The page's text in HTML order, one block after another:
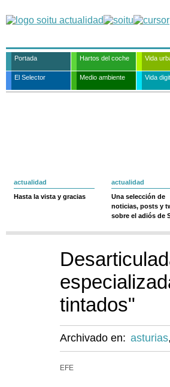
Portada Hartos del coche Vida
El Selector Medio ambiente Vida
actualidad
Hasta la vista y gracias
actualidad
Una selección de
noticias, posts y
sobre el adiós de
tintados"
Archivado en: asturias,
EFE